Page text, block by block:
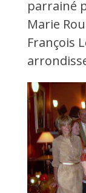
parrainé
Marie
François